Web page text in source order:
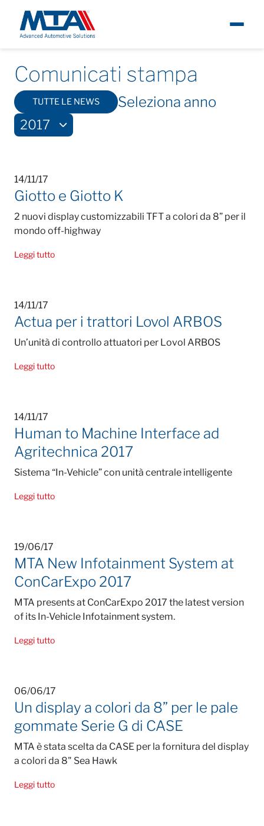
Chi siamo
Notizie
Prodotti
Contatti
Comunicati stampa
TUTTE LE NEWS Seleziona anno
2017
14/11/17
Giotto e Giotto K
2 nuovi display customizzabili TFT a colori da 8” per il
mondo off-highway
Leggi tutto
14/11/17
Actua per i trattori Lovol ARBOS
Un’unità di controllo attuatori per Lovol ARBOS
Leggi tutto
14/11/17
Human to Machine Interface ad
Agritechnica 2017
Sistema “In-Vehicle” con unità centrale intelligente
Leggi tutto
19/06/17
MTA New Infotainment System at
ConCarExpo 2017
MTA presents at ConCarExpo 2017 the latest version
of its In-Vehicle Infotainment system.
Leggi tutto
06/06/17
Un display a colori da 8” per le pale
gommate Serie G di CASE
MTA è stata scelta da CASE per la fornitura del display
a colori da 8" Sea Hawk
Leggi tutto